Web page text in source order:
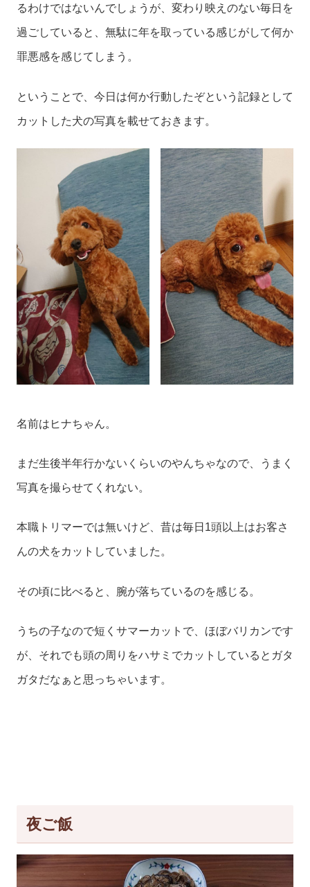
るわけではないんでしょうが、変わり映えのない毎日を
過ごしていると、無駄に年を取っている感じがして何か
罪悪感を感じてしまう。
ということで、今日は何か行動したぞという記録として
カットした犬の写真を載せておきます。
名前はヒナちゃん。
まだ生後半年行かないくらいのやんちゃなので、うまく
写真を撮らせてくれない。
本職トリマーでは無いけど、昔は毎日1頭以上はお客さ
んの犬をカットしていました。
その頃に比べると、腕が落ちているのを感じる。
うちの子なので短くサマーカットで、ほぼバリカンです
が、それでも頭の周りをハサミでカットしているとガタ
ガタだなぁと思っちゃいます。
夜ご飯